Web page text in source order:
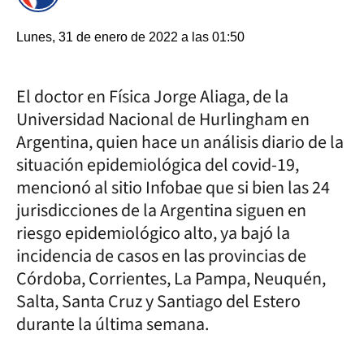
Lunes, 31 de enero de 2022 a las 01:50
El doctor en Física Jorge Aliaga, de la
Universidad Nacional de Hurlingham en
Argentina, quien hace un análisis diario de la
situación epidemiológica del covid-19,
mencionó al sitio Infobae que si bien las 24
jurisdicciones de la Argentina siguen en
riesgo epidemiológico alto, ya bajó la
incidencia de casos en las provincias de
Córdoba, Corrientes, La Pampa, Neuquén,
Salta, Santa Cruz y Santiago del Estero
durante la última semana.